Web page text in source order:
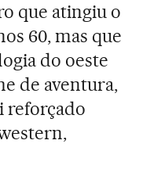
que atingiu o
60, mas que
do oeste
de aventura,
reforçado